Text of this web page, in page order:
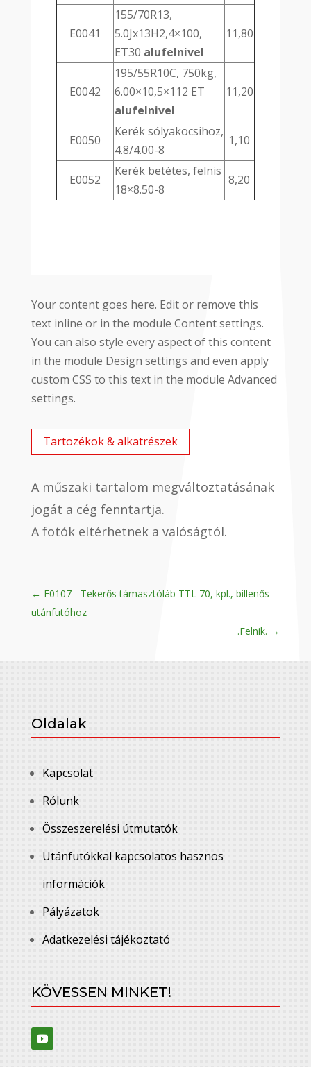
E0041
155/70R13,
5.0Jx13H2,4×100,
ET30 alufelnivel
11,80
E0042
195/55R10C, 750kg,
6.00×10,5×112 ET
alufelnivel
11,20
E0050
Kerék sólyakocsihoz,
4.8/4.00-8
1,10
E0052
Kerék betétes, felnis
18×8.50-8
8,20
Your content goes here. Edit or remove this
text inline or in the module Content settings.
You can also style every aspect of this content
in the module Design settings and even apply
custom CSS to this text in the module Advanced
settings.
Tartozékok & alkatrészek
A műszaki tartalom megváltoztatásának
jogát a cég fenntartja.
A fotók eltérhetnek a valóságtól.
← F0107 - Tekerős támasztóláb TTL 70, kpl., billenős
utánfutóhoz
.Felnik. →
Oldalak
Kapcsolat
Rólunk
Összeszerelési útmutatók
Utánfutókkal kapcsolatos hasznos
információk
Pályázatok
Adatkezelési tájékoztató
KÖVESSEN MINKET!